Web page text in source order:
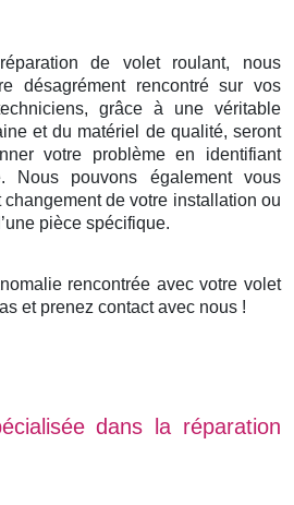
de volet roulant, nous
désagrément rencontré sur vos
grâce à une véritable
et du matériel de qualité, seront
votre problème en identifiant
Nous pouvons également vous
de votre installation ou
pièce spécifique.
rencontrée avec votre volet
et prenez contact avec nous !
dans la réparation